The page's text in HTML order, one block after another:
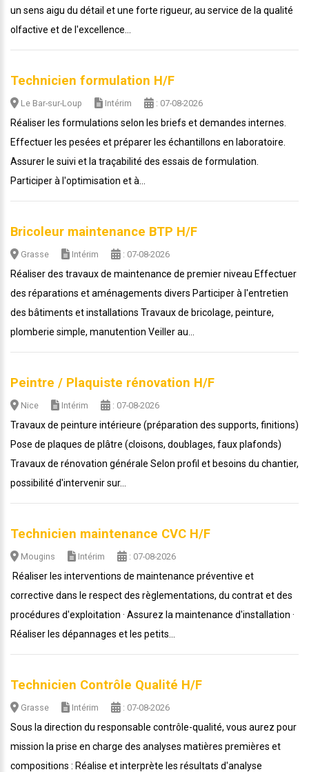
un sens aigu du détail et une forte rigueur, au service de la qualité
olfactive et de l'excellence...
Technicien formulation H/F
Le Bar-sur-Loup Intérim : 07-08-2026
Réaliser les formulations selon les briefs et demandes internes.
Effectuer les pesées et préparer les échantillons en laboratoire.
Assurer le suivi et la traçabilité des essais de formulation.
Participer à l'optimisation et à...
Bricoleur maintenance BTP H/F
Grasse Intérim : 07-08-2026
Réaliser des travaux de maintenance de premier niveau Effectuer
des réparations et aménagements divers Participer à l'entretien
des bâtiments et installations Travaux de bricolage, peinture,
plomberie simple, manutention Veiller au...
Peintre / Plaquiste rénovation H/F
Nice Intérim : 07-08-2026
Travaux de peinture intérieure (préparation des supports, finitions)
Pose de plaques de plâtre (cloisons, doublages, faux plafonds)
Travaux de rénovation générale Selon profil et besoins du chantier,
possibilité d'intervenir sur...
Technicien maintenance CVC H/F
Mougins Intérim : 07-08-2026
Réaliser les interventions de maintenance préventive et
corrective dans le respect des règlementations, du contrat et des
procédures d'exploitation · Assurez la maintenance d'installation ·
Réaliser les dépannages et les petits...
Technicien Contrôle Qualité H/F
Grasse Intérim : 07-08-2026
Sous la direction du responsable contrôle-qualité, vous aurez pour
mission la prise en charge des analyses matières premières et
compositions : Réalise et interprète les résultats d'analyse